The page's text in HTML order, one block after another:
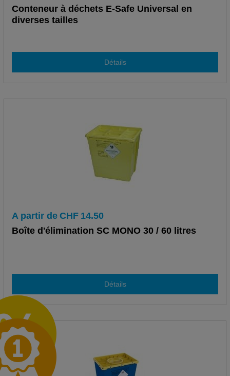
Conteneur à déchets E-Safe Universal en
diverses tailles
Détails
A partir de CHF 14.50
Boîte d'élimination SC MONO 30 / 60 litres
Détails